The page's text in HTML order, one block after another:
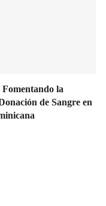
la
de Sangre en